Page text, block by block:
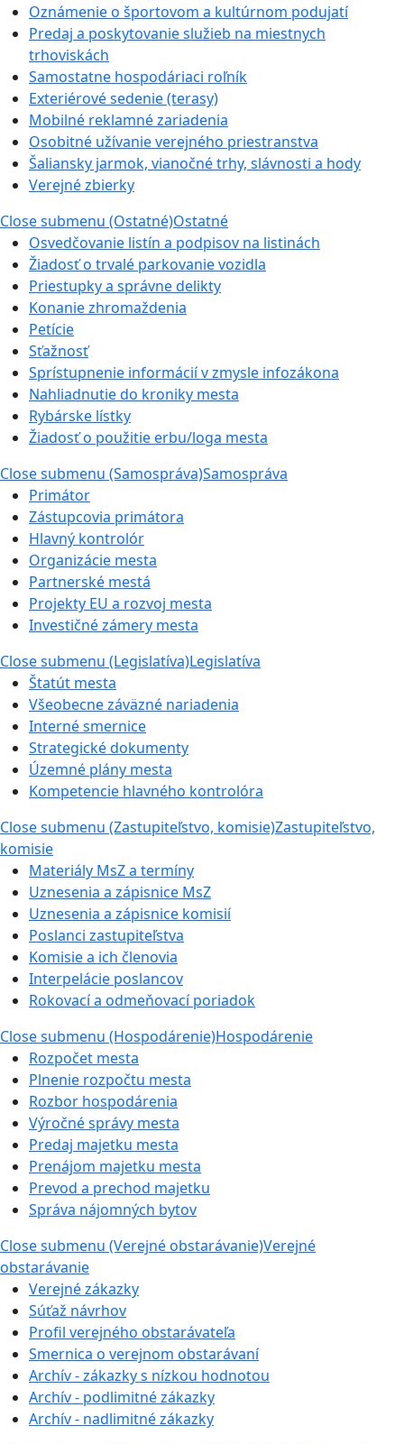
Oznámenie o športovom a kultúrnom podujatí
Predaj a poskytovanie služieb na miestnych
trhoviskách
Samostatne hospodáriaci roľník
Exteriérové sedenie (terasy)
Mobilné reklamné zariadenia
Osobitné užívanie verejného priestranstva
Šaliansky jarmok, vianočné trhy, slávnosti a hody
Verejné zbierky
Close submenu (Ostatné)Ostatné
Osvedčovanie listín a podpisov na listinách
Žiadosť o trvalé parkovanie vozidla
Priestupky a správne delikty
Konanie zhromaždenia
Petície
Sťažnosť
Sprístupnenie informácií v zmysle infozákona
Nahliadnutie do kroniky mesta
Rybárske lístky
Žiadosť o použitie erbu/loga mesta
Close submenu (Samospráva)Samospráva
Primátor
Zástupcovia primátora
Hlavný kontrolór
Organizácie mesta
Partnerské mestá
Projekty EU a rozvoj mesta
Investičné zámery mesta
Close submenu (Legislatíva)Legislatíva
Štatút mesta
Všeobecne záväzné nariadenia
Interné smernice
Strategické dokumenty
Územné plány mesta
Kompetencie hlavného kontrolóra
Close submenu (Zastupiteľstvo, komisie)Zastupiteľstvo,
komisie
Materiály MsZ a termíny
Uznesenia a zápisnice MsZ
Uznesenia a zápisnice komisií
Poslanci zastupiteľstva
Komisie a ich členovia
Interpelácie poslancov
Rokovací a odmeňovací poriadok
Close submenu (Hospodárenie)Hospodárenie
Rozpočet mesta
Plnenie rozpočtu mesta
Rozbor hospodárenia
Výročné správy mesta
Predaj majetku mesta
Prenájom majetku mesta
Prevod a prechod majetku
Správa nájomných bytov
Close submenu (Verejné obstarávanie)Verejné
obstarávanie
Verejné zákazky
Súťaž návrhov
Profil verejného obstarávateľa
Smernica o verejnom obstarávaní
Archív - zákazky s nízkou hodnotou
Archív - podlimitné zákazky
Archív - nadlimitné zákazky